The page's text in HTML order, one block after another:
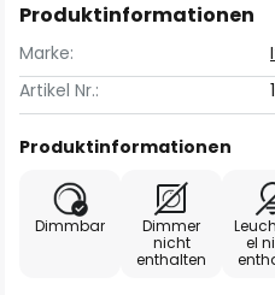
Produktinformationen
Marke:
Artikel Nr.:
Produktinformationen
Dimmbar
Dimmer
nicht
enthalten
el